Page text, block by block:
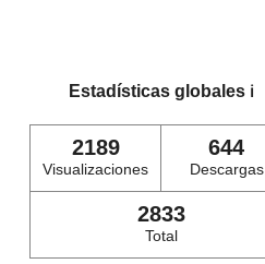
Estadísticas globales ℹ️
2189
Visualizaciones
644
Descargas
2833
Total